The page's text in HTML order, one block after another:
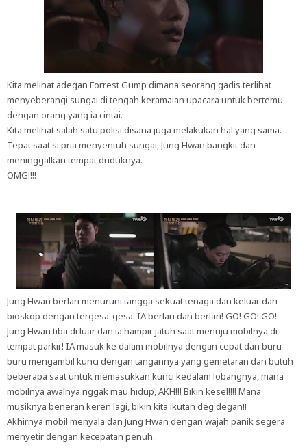
Kita melihat adegan Forrest Gump dimana seorang gadis terlihat
menyeberangi sungai di tengah keramaian upacara untuk bertemu
dengan orang yang ia cintai.
Kita melihat salah satu polisi disana juga melakukan hal yang sama.
Tepat saat si pria menyentuh sungai, Jung Hwan bangkit dan
meninggalkan tempat duduknya.
OMG!!!!
Jung Hwan berlari menuruni tangga sekuat tenaga dan keluar dari
bioskop dengan tergesa-gesa. IA berlari dan berlari! GO! GO! GO!
Jung Hwan tiba di luar dan ia hampir jatuh saat menuju mobilnya di
tempat parkir! IA masuk ke dalam mobilnya dengan cepat dan buru-
buru mengambil kunci dengan tangannya yang gemetaran dan butuh
beberapa saat untuk memasukkan kunci kedalam lobangnya, mana
mobilnya awalnya nggak mau hidup, AKH!!! Bikin kesel!!!! Mana
musiknya beneran keren lagi, bikin kita ikutan deg degan!!
Akhirnya mobil menyala dan Jung Hwan dengan wajah panik segera
menyetir dengan kecepatan penuh.